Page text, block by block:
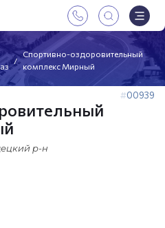
Спортивно-оздоровительный
комплекс Мирный
00939
р-н